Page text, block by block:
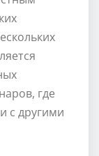
где
с другими